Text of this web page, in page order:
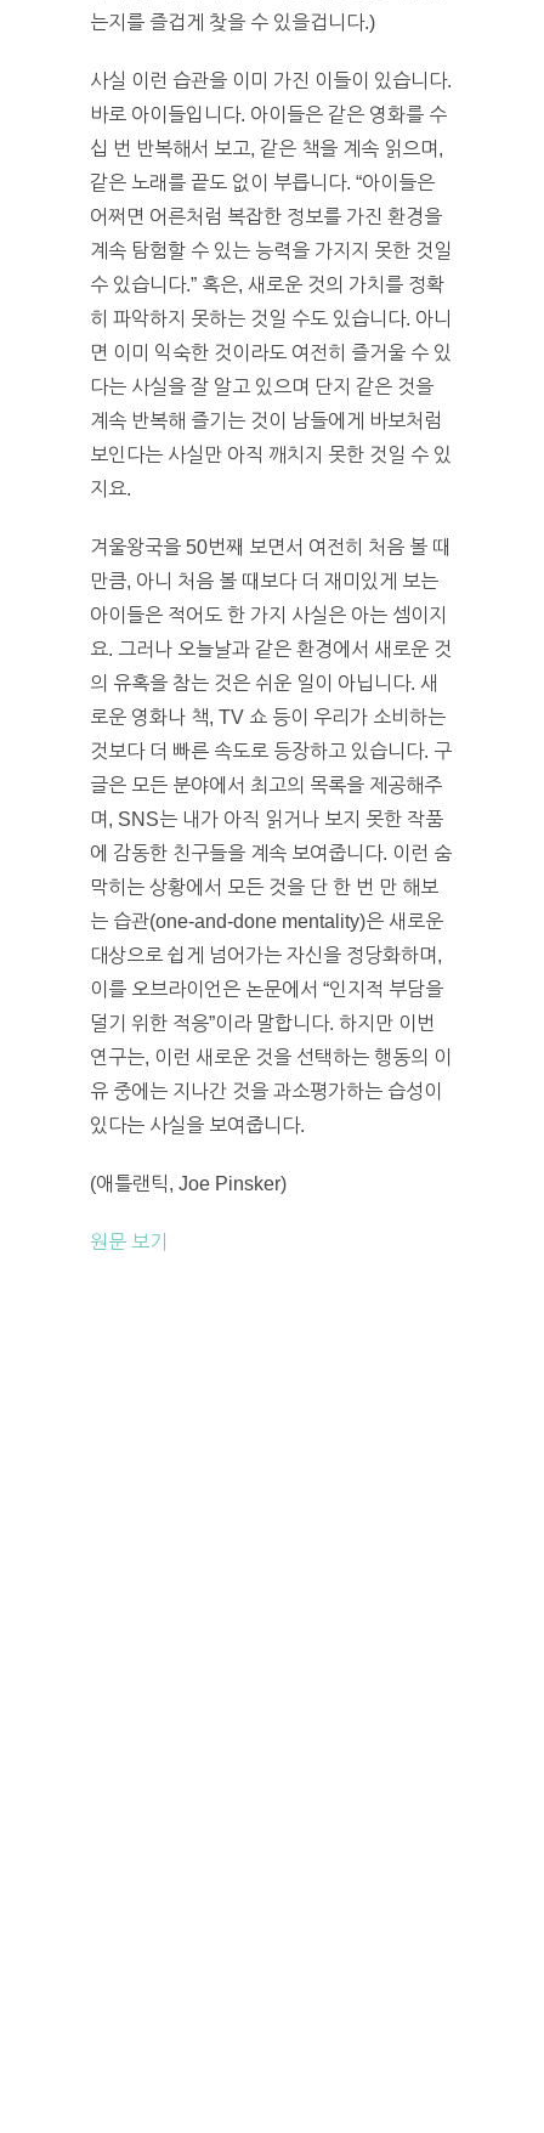
는지를 즐겁게 찾을 수 있을겁니다.)
사실 이런 습관을 이미 가진 이들이 있습니다.
바로 아이들입니다. 아이들은 같은 영화를 수
십 번 반복해서 보고, 같은 책을 계속 읽으며,
같은 노래를 끝도 없이 부릅니다. “아이들은
어쩌면 어른처럼 복잡한 정보를 가진 환경을
계속 탐험할 수 있는 능력을 가지지 못한 것일
수 있습니다.” 혹은, 새로운 것의 가치를 정확
히 파악하지 못하는 것일 수도 있습니다. 아니
면 이미 익숙한 것이라도 여전히 즐거울 수 있
다는 사실을 잘 알고 있으며 단지 같은 것을
계속 반복해 즐기는 것이 남들에게 바보처럼
보인다는 사실만 아직 깨치지 못한 것일 수 있
지요.
겨울왕국을 50번째 보면서 여전히 처음 볼 때
만큼, 아니 처음 볼 때보다 더 재미있게 보는
아이들은 적어도 한 가지 사실은 아는 셈이지
요. 그러나 오늘날과 같은 환경에서 새로운 것
의 유혹을 참는 것은 쉬운 일이 아닙니다. 새
로운 영화나 책, TV 쇼 등이 우리가 소비하는
것보다 더 빠른 속도로 등장하고 있습니다. 구
글은 모든 분야에서 최고의 목록을 제공해주
며, SNS는 내가 아직 읽거나 보지 못한 작품
에 감동한 친구들을 계속 보여줍니다. 이런 숨
막히는 상황에서 모든 것을 단 한 번 만 해보
는 습관(one-and-done mentality)은 새로운
대상으로 쉽게 넘어가는 자신을 정당화하며,
이를 오브라이언은 논문에서 “인지적 부담을
덜기 위한 적응”이라 말합니다. 하지만 이번
연구는, 이런 새로운 것을 선택하는 행동의 이
유 중에는 지나간 것을 과소평가하는 습성이
있다는 사실을 보여줍니다.
(애틀랜틱, Joe Pinsker)
원문 보기